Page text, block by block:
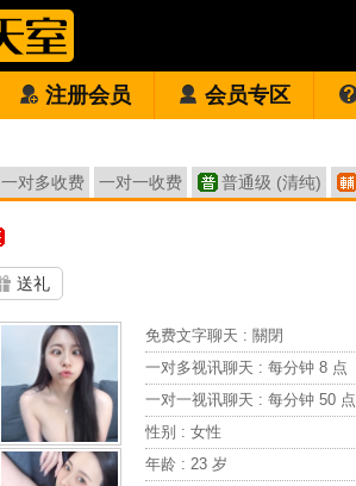
注册会员 会员专区
一对多收费 一对一收费 普通级 (清纯)
送礼
免费文字聊天 : 關閉
一对多视讯聊天 : 每分钟 8 点
一对一视讯聊天 : 每分钟 50 点
性别 : 女性
年龄 : 23 岁